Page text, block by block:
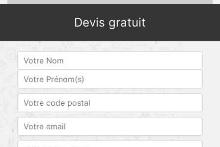
Devis gratuit